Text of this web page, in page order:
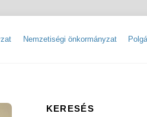
Nemzetiségi önkormányzat
KERESÉS